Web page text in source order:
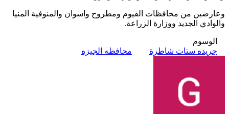
وعارضين من محافظات الفيوم ومطروح واسوان والمنوفية المنيا
والوادي الجديد ووزارة الزراعة.
الوسوم
جريده ستات شاطرة
محافظه الجيزه